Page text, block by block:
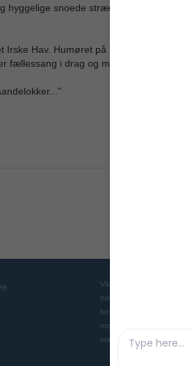
hyggelige snoede stræder i
Irske Hav. Humøret på
fællessang i drag og midtskib:
Vikingeskibsmuseet er
havet i oldtid og
forskning og
moderne museum, der
relevant for nutidens